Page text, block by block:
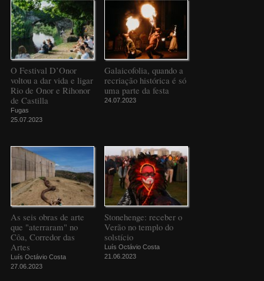
O Festival D’Onor
voltou a dar vida e ligar
Rio de Onor e Rihonor
de Castilla
Fugas
25.07.2023
Galaicofolia, quando a
recriação histórica é só
uma parte da festa
24.07.2023
As seis obras de arte
que "aterraram" no
Côa, Corredor das
Artes
Luís Octávio Costa
27.06.2023
Stonehenge: receber o
Verão no templo do
solstício
Luís Octávio Costa
21.06.2023